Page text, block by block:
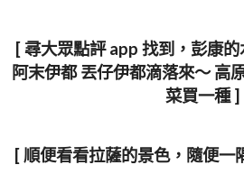
[ 尋大眾點評 app 找到，彭康
阿末伊都 丟仔伊都滴落來～ 高
菜買一種 ]
[ 順便看看拉薩的景色，隨便一